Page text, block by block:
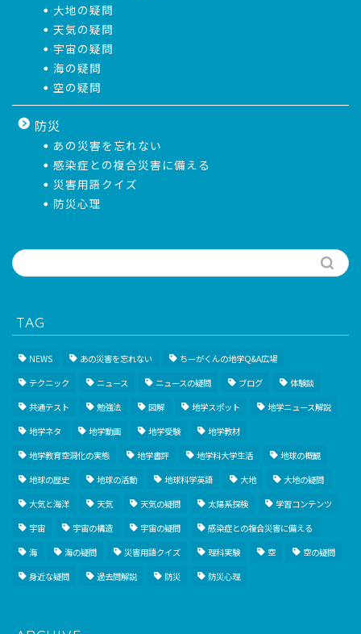
大地の疑問
天気の疑問
宇宙の疑問
海の疑問
空の疑問
防災
あの災害を忘れない
感染症との複合災害に備える
災害用語クイズ
防災心理
TAG
NEWS あの災害を忘れない
ちーがくんの地学Q&A広場
テクニック
ニュース ニュースの疑問 ブログ
体験談
共通テスト
勉強法 図解 地学スポット
地学ニュース解説
地学ネタ
地学動画 地学受験
地学教材
地学教育空洞化の実態
地学書評 地学科大学生活
地球の概観
地球の歴史
地球の活動 地球科学英語 大地
大地の疑問
大気と海洋
天気 天気の疑問 太陽系探検
学習コンテンツ
宇宙
宇宙の構造 宇宙の疑問
感染症との複合災害に備える
海
海の疑問 災害用語クイズ 理科実験 空
空の疑問
身近な疑問
過去問解説 防災 防災心理